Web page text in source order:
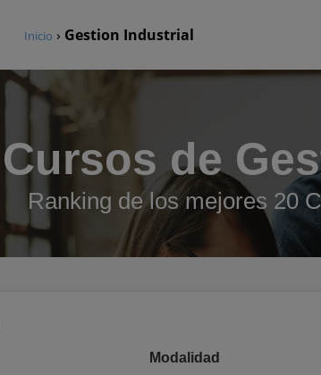
Inicio › Gestion Industrial
Cursos de
Ranking de los mejores 20
Modalidad